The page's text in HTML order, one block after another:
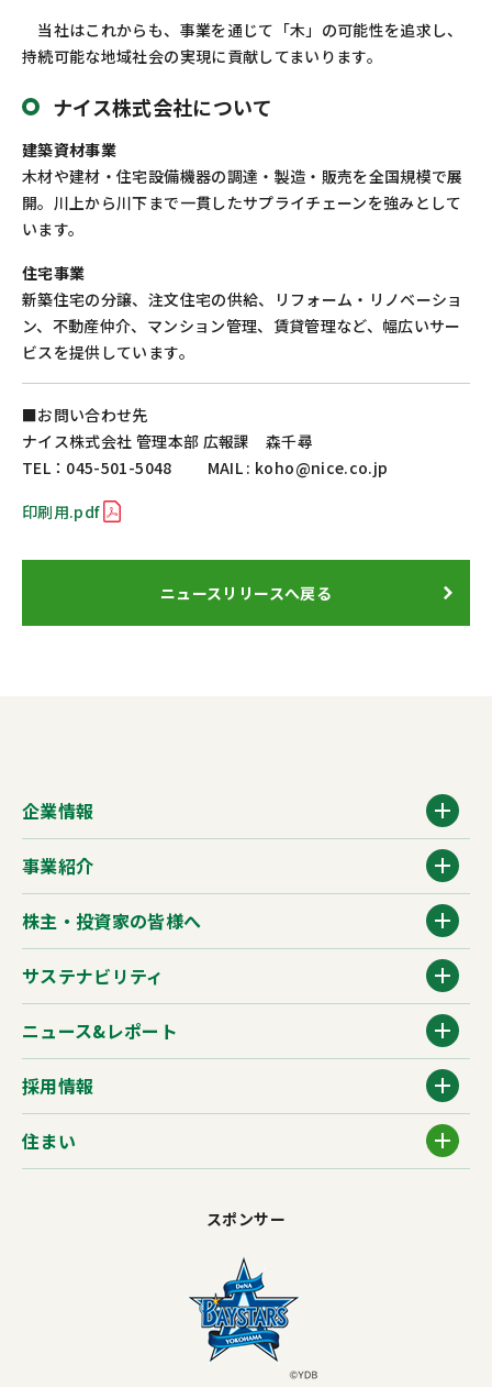
当社はこれからも、事業を通じて「木」の可能性を追求し、
持続可能な地域社会の実現に貢献してまいります。
ナイス株式会社について
建築資材事業
木材や建材・住宅設備機器の調達・製造・販売を全国規模で展
開。川上から川下まで一貫したサプライチェーンを強みとして
います。
住宅事業
新築住宅の分譲、注文住宅の供給、リフォーム・リノベーショ
ン、不動産仲介、マンション管理、賃貸管理など、幅広いサー
ビスを提供しています。
■お問い合わせ先
ナイス株式会社 管理本部 広報課 森千尋
TEL：045-501-5048 MAIL : koho@nice.co.jp
印刷用.pdf
ニュースリリースへ戻る
スポンサー
企業情報
事業紹介
株主・投資家の皆様へ
サステナビリティ
ニュース&レポート
採用情報
住まい